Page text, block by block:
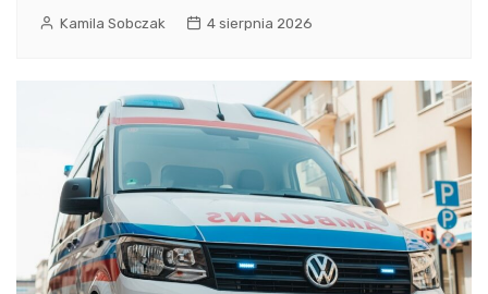
Kamila Sobczak 4 sierpnia 2026